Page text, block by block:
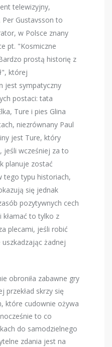
telewizyjny,
Gustavsson to
w Polsce znany
pt. "Kosmiczne
prostą historię z
której
jest sympatyczny
postaci: tata
Ture i pies Glina
niezrównany Paul
jest Ture, który
jeśli wcześniej za to
planuje zostać
tego typu historiach,
się jednak
pozytywnych cech
kłamać to tylko z
plecami, jeśli robić
żadnej
obroniła zabawne gry
przekład skrzy się
które cudownie ożywa
to co
do samodzielnego
zdania jest na